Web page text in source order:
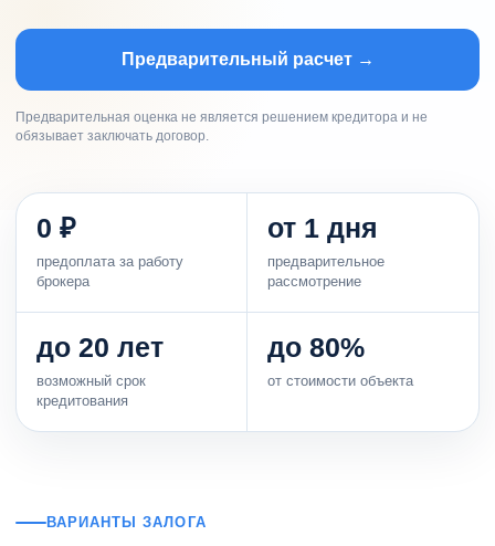
Предварительный расчет →
Предварительная оценка не является решением кредитора и не
обязывает заключать договор.
0 ₽
предоплата за работу
брокера
от 1 дня
предварительное
рассмотрение
до 20 лет
возможный срок
кредитования
до 80%
от стоимости объекта
ВАРИАНТЫ ЗАЛОГА